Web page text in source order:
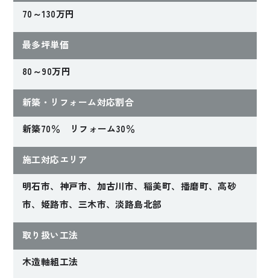
2021年完成
視線の抜けと開放感
を満喫！ストリップ
階段が主役の家
【兵庫県神戸市】
北と南に開く家
70～130万円
最多坪単価
80～90万円
新築・リフォーム対応割合
新築70％ リフォーム30％
施工対応エリア
明石市、神戸市、加古川市、稲美町、播磨町、高砂
市、姫路市、三木市、淡路島北部
取り扱い工法
木造軸組工法